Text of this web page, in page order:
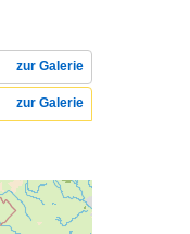
zur Galerie
zur Galerie